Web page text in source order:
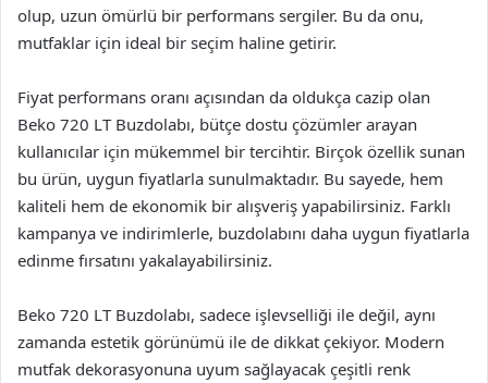
olup, uzun ömürlü bir performans sergiler. Bu da onu,
mutfaklar için ideal bir seçim haline getirir.
Fiyat performans oranı açısından da oldukça cazip olan
Beko 720 LT Buzdolabı, bütçe dostu çözümler arayan
kullanıcılar için mükemmel bir tercihtir. Birçok özellik sunan
bu ürün, uygun fiyatlarla sunulmaktadır. Bu sayede, hem
kaliteli hem de ekonomik bir alışveriş yapabilirsiniz. Farklı
kampanya ve indirimlerle, buzdolabını daha uygun fiyatlarla
edinme fırsatını yakalayabilirsiniz.
Beko 720 LT Buzdolabı, sadece işlevselliği ile değil, aynı
zamanda estetik görünümü ile de dikkat çekiyor. Modern
mutfak dekorasyonuna uyum sağlayacak çeşitli renk